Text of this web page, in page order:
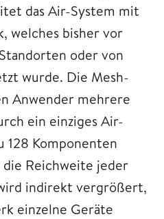
das Air-System mit
welches bisher vor
oder von
wurde. Die Mesh-
Anwender mehrere
ein einziges Air-
128 Komponenten
Reichweite jeder
indirekt vergrößert,
einzelne Geräte